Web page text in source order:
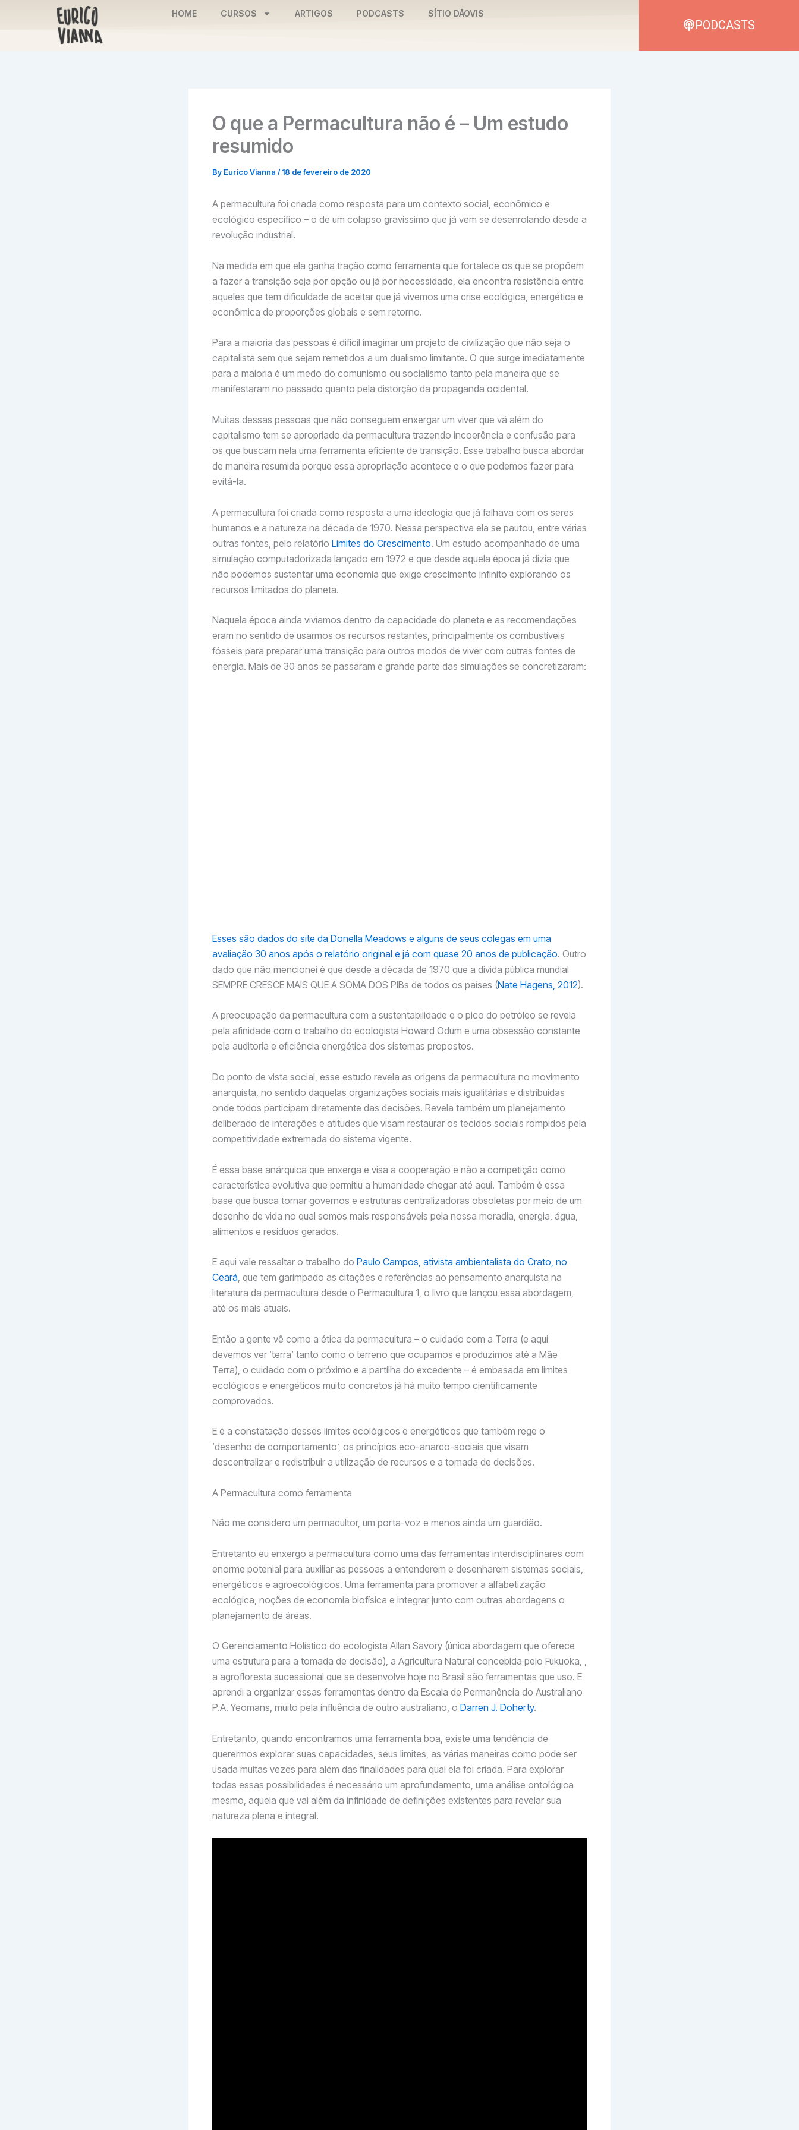
HOME CURSOS ARTIGOS PODCASTS SÍTIO DĀOVIS
PODCASTS
O que a Permacultura não é – Um estudo
resumido
By Eurico Vianna /18 de fevereiro de 2020
A permacultura foi criada como resposta para um contexto social, econômico e
ecológico específico – o de um colapso gravíssimo que já vem se desenrolando desde a
revolução industrial.
Na medida em que ela ganha tração como ferramenta que fortalece os que se propõem
a fazer a transição seja por opção ou já por necessidade, ela encontra resistência entre
aqueles que tem dificuldade de aceitar que já vivemos uma crise ecológica, energética e
econômica de proporções globais e sem retorno.
Para a maioria das pessoas é difícil imaginar um projeto de civilização que não seja o
capitalista sem que sejam remetidos a um dualismo limitante. O que surge imediatamente
para a maioria é um medo do comunismo ou socialismo tanto pela maneira que se
manifestaram no passado quanto pela distorção da propaganda ocidental.
Muitas dessas pessoas que não conseguem enxergar um viver que vá além do
capitalismo tem se apropriado da permacultura trazendo incoerência e confusão para
os que buscam nela uma ferramenta eficiente de transição. Esse trabalho busca abordar
de maneira resumida porque essa apropriação acontece e o que podemos fazer para
evitá-la.
A permacultura foi criada como resposta a uma ideologia que já falhava com os seres
humanos e a natureza na década de 1970. Nessa perspectiva ela se pautou, entre várias
outras fontes, pelo relatório Limites do Crescimento. Um estudo acompanhado de uma
simulação computadorizada lançado em 1972 e que desde aquela época já dizia que
não podemos sustentar uma economia que exige crescimento infinito explorando os
recursos limitados do planeta.
Naquela época ainda vivíamos dentro da capacidade do planeta e as recomendações
eram no sentido de usarmos os recursos restantes, principalmente os combustíveis
fósseis para preparar uma transição para outros modos de viver com outras fontes de
energia. Mais de 30 anos se passaram e grande parte das simulações se concretizaram:
Esses são dados do site da Donella Meadows e alguns de seus colegas em uma
avaliação 30 anos após o relatório original e já com quase 20 anos de publicação. Outro
dado que não mencionei é que desde a década de 1970 que a dívida pública mundial
SEMPRE CRESCE MAIS QUE A SOMA DOS PIBs de todos os países (Nate Hagens, 2012).
A preocupação da permacultura com a sustentabilidade e o pico do petróleo se revela
pela afinidade com o trabalho do ecologista Howard Odum e uma obsessão constante
pela auditoria e eficiência energética dos sistemas propostos.
Do ponto de vista social, esse estudo revela as origens da permacultura no movimento
anarquista, no sentido daquelas organizações sociais mais igualitárias e distribuídas
onde todos participam diretamente das decisões. Revela também um planejamento
deliberado de interações e atitudes que visam restaurar os tecidos sociais rompidos pela
competitividade extremada do sistema vigente.
É essa base anárquica que enxerga e visa a cooperação e não a competição como
característica evolutiva que permitiu a humanidade chegar até aqui. Também é essa
base que busca tornar governos e estruturas centralizadoras obsoletas por meio de um
desenho de vida no qual somos mais responsáveis pela nossa moradia, energia, água,
alimentos e resíduos gerados.
E aqui vale ressaltar o trabalho do Paulo Campos, ativista ambientalista do Crato, no
Ceará, que tem garimpado as citações e referências ao pensamento anarquista na
literatura da permacultura desde o Permacultura 1, o livro que lançou essa abordagem,
até os mais atuais.
Então a gente vê como a ética da permacultura – o cuidado com a Terra (e aqui
devemos ver ‘terra’ tanto como o terreno que ocupamos e produzimos até a Mãe
Terra), o cuidado com o próximo e a partilha do excedente – é embasada em limites
ecológicos e energéticos muito concretos já há muito tempo cientificamente
comprovados.
E é a constatação desses limites ecológicos e energéticos que também rege o
‘desenho de comportamento’, os princípios eco-anarco-sociais que visam
descentralizar e redistribuir a utilização de recursos e a tomada de decisões.
A Permacultura como ferramenta
Não me considero um permacultor, um porta-voz e menos ainda um guardião.
Entretanto eu enxergo a permacultura como uma das ferramentas interdisciplinares com
enorme potenial para auxiliar as pessoas a entenderem e desenharem sistemas sociais,
energéticos e agroecológicos. Uma ferramenta para promover a alfabetização
ecológica, noções de economia biofísica e integrar junto com outras abordagens o
planejamento de áreas.
O Gerenciamento Holístico do ecologista Allan Savory (única abordagem que oferece
uma estrutura para a tomada de decisão), a Agricultura Natural concebida pelo Fukuoka, ,
a agrofloresta sucessional que se desenvolve hoje no Brasil são ferramentas que uso. E
aprendi a organizar essas ferramentas dentro da Escala de Permanência do Australiano
P.A. Yeomans, muito pela influência de outro australiano, o Darren J. Doherty.
Entretanto, quando encontramos uma ferramenta boa, existe uma tendência de
querermos explorar suas capacidades, seus limites, as várias maneiras como pode ser
usada muitas vezes para além das finalidades para qual ela foi criada. Para explorar
todas essas possibilidades é necessário um aprofundamento, uma análise ontológica
mesmo, aquela que vai além da infinidade de definições existentes para revelar sua
natureza plena e integral.